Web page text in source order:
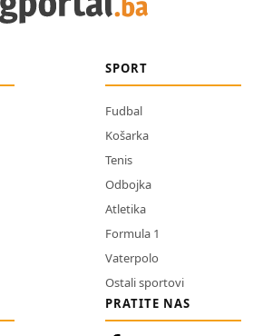
SPORT
Fudbal
Košarka
Tenis
Odbojka
Atletika
Formula 1
Vaterpolo
Ostali sportovi
PRATITE NAS